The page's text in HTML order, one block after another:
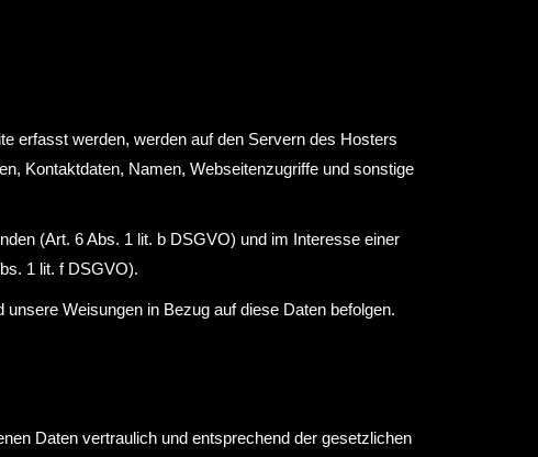
erfasst werden, werden auf den Servern des Hosters
Kontaktdaten, Namen, Webseitenzugriffe und sonstige
(Art. 6 Abs. 1 lit. b DSGVO) und im Interesse einer
1 lit. f DSGVO).
Weisungen in Bezug auf diese Daten befolgen.
Daten vertraulich und entsprechend der gesetzlichen